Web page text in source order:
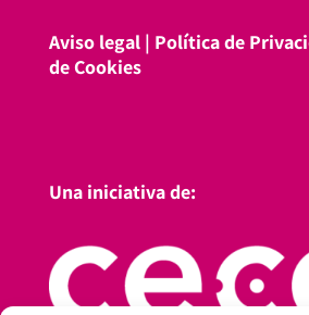
Aviso legal| Política de
de Cookies
Una iniciativa de: